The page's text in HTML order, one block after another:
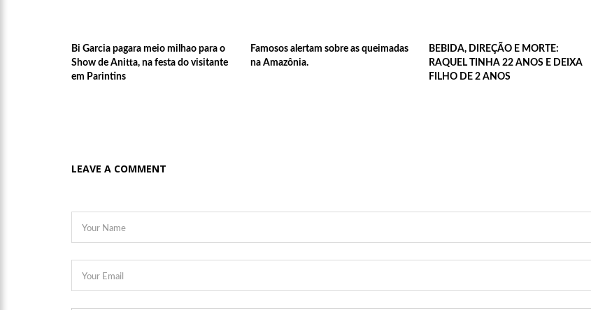
Bi Garcia pagara meio milhao para o
Show de Anitta, na festa do visitante
em Parintins
Famosos alertam sobre as queimadas
na Amazônia.
BEBIDA, DIREÇÃO E MORTE:
RAQUEL TINHA 22 ANOS E DEIXA
FILHO DE 2 ANOS
LEAVE A COMMENT